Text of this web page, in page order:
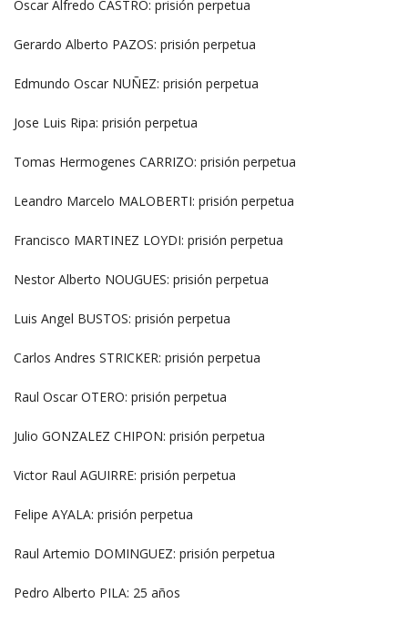
Oscar Alfredo CASTRO: prisión perpetua
Gerardo Alberto PAZOS: prisión perpetua
Edmundo Oscar NUÑEZ: prisión perpetua
Jose Luis Ripa: prisión perpetua
Tomas Hermogenes CARRIZO: prisión perpetua
Leandro Marcelo MALOBERTI: prisión perpetua
Francisco MARTINEZ LOYDI: prisión perpetua
Nestor Alberto NOUGUES: prisión perpetua
Luis Angel BUSTOS: prisión perpetua
Carlos Andres STRICKER: prisión perpetua
Raul Oscar OTERO: prisión perpetua
Julio GONZALEZ CHIPON: prisión perpetua
Victor Raul AGUIRRE: prisión perpetua
Felipe AYALA: prisión perpetua
Raul Artemio DOMINGUEZ: prisión perpetua
Pedro Alberto PILA: 25 años